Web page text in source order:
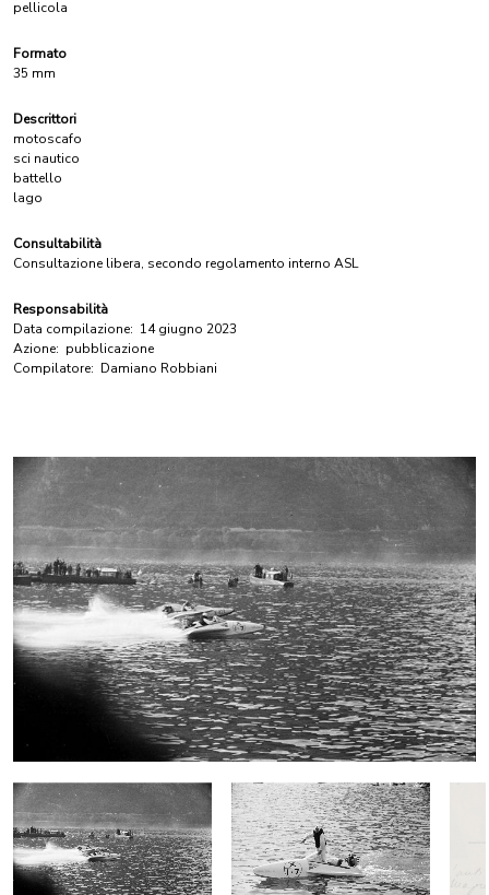
pellicola
Formato
35 mm
Descrittori
motoscafo
sci nautico
battello
lago
Consultabilità
Consultazione libera, secondo regolamento interno ASL
Responsabilità
Data compilazione: 14 giugno 2023
Azione: pubblicazione
Compilatore: Damiano Robbiani